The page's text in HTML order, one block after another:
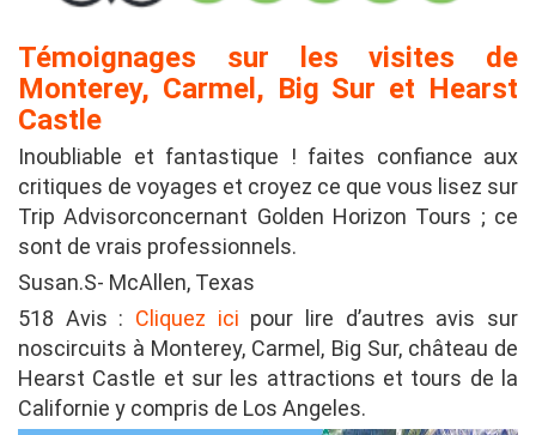
Témoignages sur les visites de
Monterey, Carmel, Big Sur et Hearst
Castle
Inoubliable et fantastique ! faites confiance aux
critiques de voyages et croyez ce que vous lisez sur
Trip Advisorconcernant Golden Horizon Tours ; ce
sont de vrais professionnels.
Susan.S- McAllen, Texas
518 Avis : Cliquez ici pour lire d’autres avis sur
noscircuits à Monterey, Carmel, Big Sur, château de
Hearst Castle et sur les attractions et tours de la
Californie y compris de Los Angeles.